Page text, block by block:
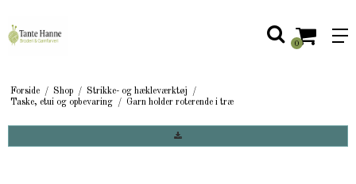
0
Forside / Shop / Strikke- og hækleværktøj
/
Taske, etui og opbevaring / Garn holder roterende i træ